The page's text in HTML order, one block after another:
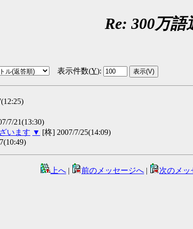
Re: 300万語
表示件数(Y):
7/21(13:30)
います ▼ [柊] 2007/7/25(14:09)
上へ | 前のメッセージへ | 次のメッ